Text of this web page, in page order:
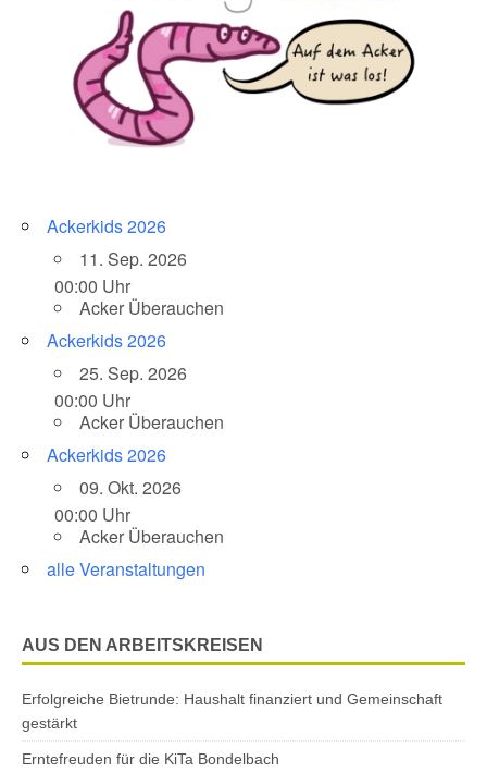
Ackerkids 2026
11. Sep. 2026
00:00 Uhr
Acker Überauchen
Ackerkids 2026
25. Sep. 2026
00:00 Uhr
Acker Überauchen
Ackerkids 2026
09. Okt. 2026
00:00 Uhr
Acker Überauchen
alle Veranstaltungen
AUS DEN ARBEITSKREISEN
Erfolgreiche Bietrunde: Haushalt finanziert und Gemeinschaft
gestärkt
Erntefreuden für die KiTa Bondelbach